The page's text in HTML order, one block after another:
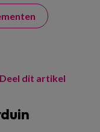
Deel dit artikel